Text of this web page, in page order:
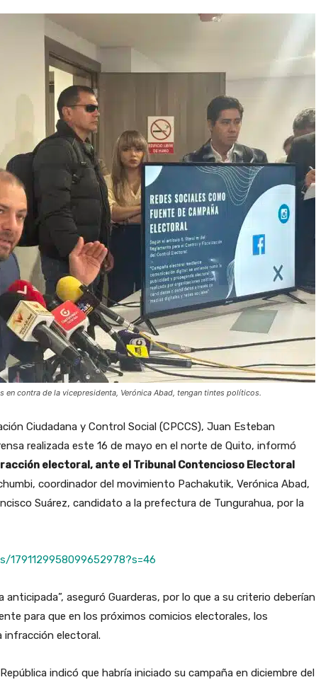
en contra de la vicepresidenta, Verónica Abad, tengan tintes políticos.
Ciudadana y Control Social (CPCCS), Juan Esteban
realizada este 16 de mayo en el norte de Quito, informó
electoral, ante el Tribunal Contencioso Electoral
coordinador del movimiento Pachakutik, Verónica Abad,
Suárez, candidato a la prefectura de Tungurahua, por la
aseguró Guarderas, por lo que a su criterio deberían
para que en los próximos comicios electorales, los
infracción electoral.
indicó que habría iniciado su campaña en diciembre del